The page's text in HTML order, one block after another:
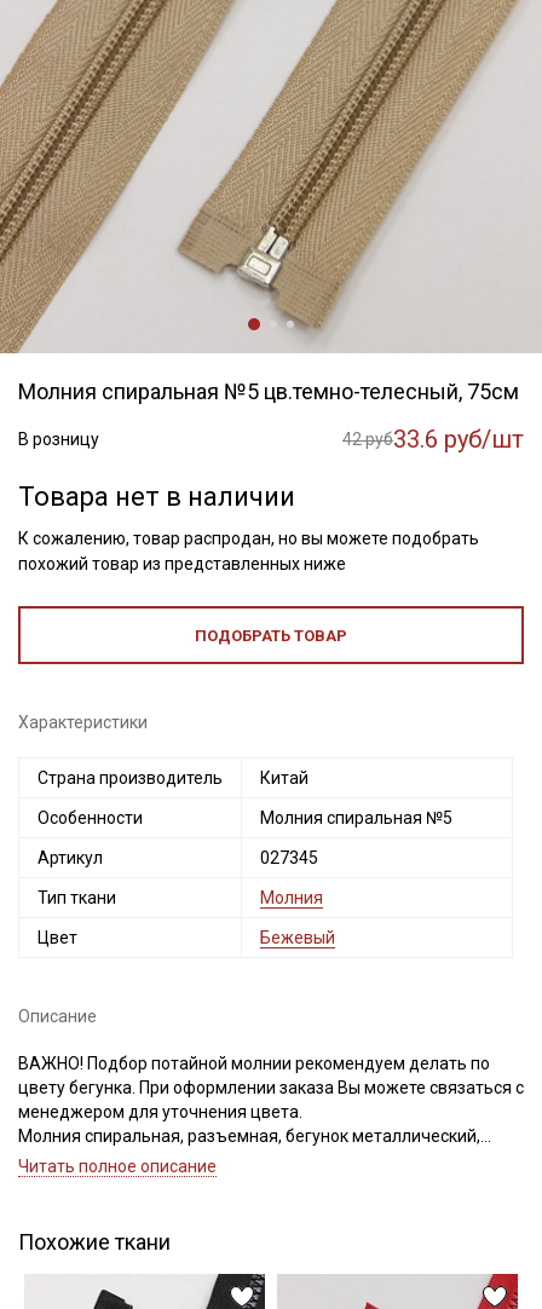
Молния спиральная №5 цв.темно-телесный, 75см
В розницу 42 руб33.6 руб/шт
Товара нет в наличии
К сожалению, товар распродан, но вы можете подобрать
похожий товар из представленных ниже
ПОДОБРАТЬ ТОВАР
Характеристики
Страна производитель Китай
Особенности Молния спиральная №5
Артикул 027345
Тип ткани Молния
Цвет Бежевый
Описание
ВАЖНО! Подбор потайной молнии рекомендуем делать по
цвету бегунка. При оформлении заказа Вы можете связаться с
менеджером для уточнения цвета.
Молния спиральная, разъемная, бегунок металлический,
номер соответствует ширине зубьев
Читать полное описание
Похожие ткани
Секретная рассылка от Купава
Мы публикуем здесь дополнительные
промокоды и скидки до 30% на узкие
Подписаться
Ознакомлен(а) сПолитикой обработки персональных
Даю Согласие на получение рекламных и